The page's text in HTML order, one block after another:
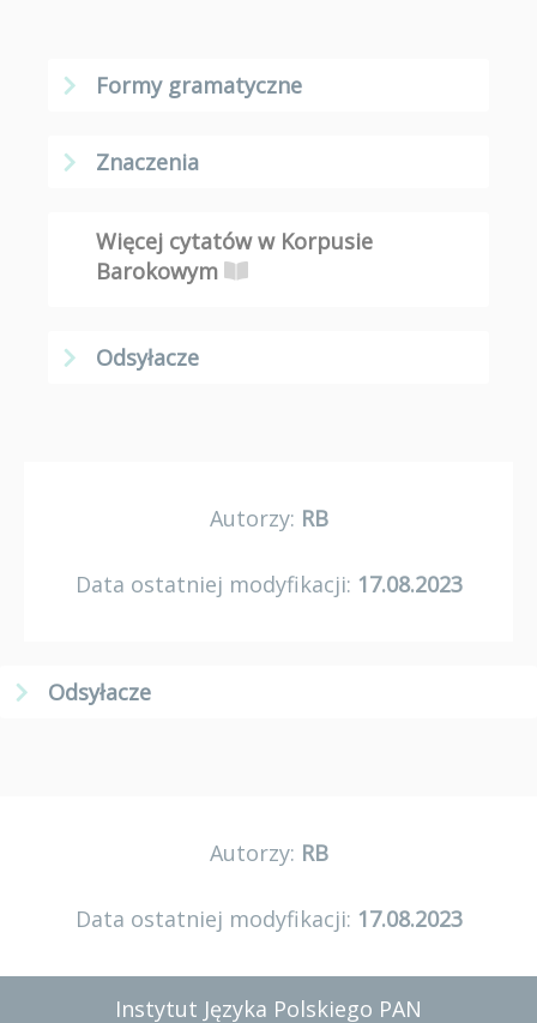
Formy gramatyczne
Znaczenia
Więcej cytatów w Korpusie
Barokowym
Odsyłacze
Autorzy: RB
Data ostatniej modyfikacji: 17.08.2023
Odsyłacze
Autorzy: RB
Data ostatniej modyfikacji: 17.08.2023
Instytut Języka Polskiego PAN